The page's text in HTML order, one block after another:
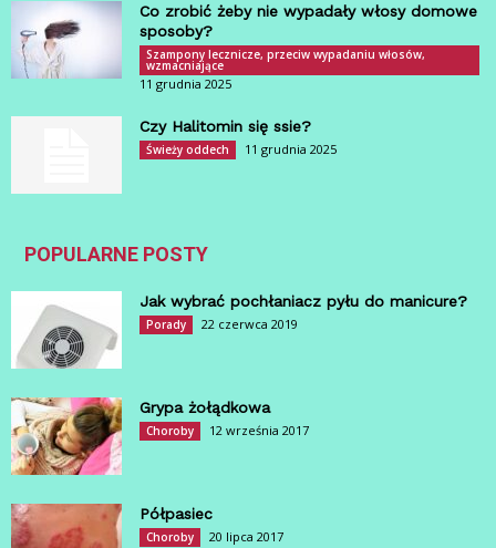
Co zrobić żeby nie wypadały włosy domowe
sposoby?
Szampony lecznicze, przeciw wypadaniu włosów,
wzmacniające
11 grudnia 2025
Czy Halitomin się ssie?
Świeży oddech 11 grudnia 2025
POPULARNE POSTY
Jak wybrać pochłaniacz pyłu do manicure?
Porady 22 czerwca 2019
Grypa żołądkowa
Choroby 12 września 2017
Półpasiec
Choroby 20 lipca 2017